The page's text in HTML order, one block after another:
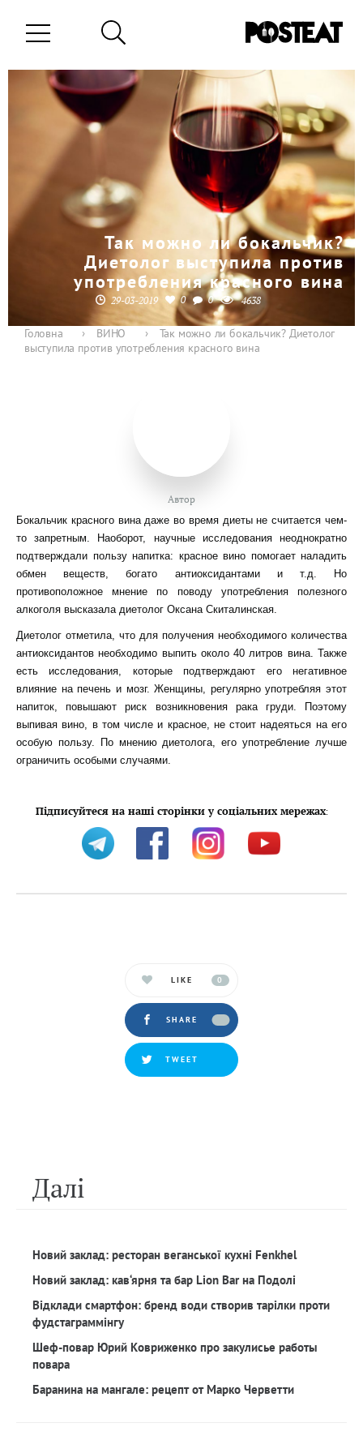
Так можно ли бокальчик?
Диетолог выступила против
употребления красного вина
29-03-2019 0 0 4638
Головна › ВИНО ›
Так можно ли бокальчик? Диетолог
выступила против употребления красного вина
Автор
Бокальчик красного вина даже во время диеты не считается чем-
то запретным. Наоборот, научные исследования неоднократно
подтверждали пользу напитка: красное вино помогает наладить
обмен веществ, богато антиоксидантами и т.д. Но
противоположное мнение по поводу употребления полезного
алкоголя высказала диетолог Оксана Скиталинская.
Диетолог отметила, что для получения необходимого количества
антиоксидантов необходимо выпить около 40 литров вина. Также
есть исследования, которые подтверждают его негативное
влияние на печень и мозг. Женщины, регулярно употребляя этот
напиток, повышают риск возникновения рака груди. Поэтому
выпивая вино, в том числе и красное, не стоит надеяться на его
особую пользу. По мнению диетолога, его употребление лучше
ограничить особыми случаями.
Підписуйтеся на наші сторінки у соціальних мережах:
LIKE 0
SHARE
TWEET
Далi
Новий заклад: ресторан веганської кухні Fenkhel
Новий заклад: кав‘ярня та бар Lion Bar на Подолі
Відклади смартфон: бренд води створив тарілки проти
фудстаграммінгу
Шеф-повар Юрий Ковриженко про закулисье работы
повара
Баранина на мангале: рецепт от Марко Черветти